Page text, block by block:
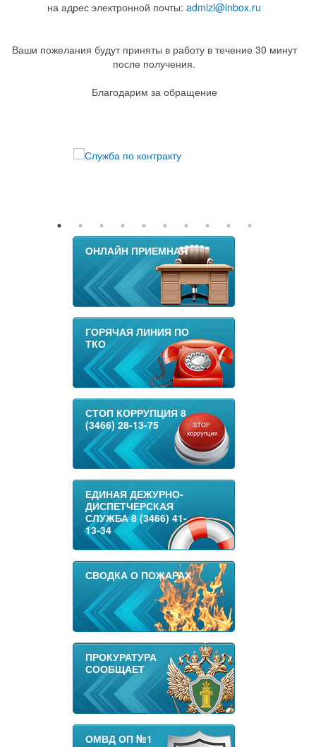
на адрес электронной почты: admizl@inbox.ru
Ваши пожелания будут приняты в работу в течение 30 минут
после получения.
Благодарим за обращение
ОНЛАЙН ПРИЕМНАЯ
ГОРЯЧАЯ ЛИНИЯ ПО
ТКО
СТОП КОРРУПЦИЯ 8
(3466) 28-13-75
ЕДИНАЯ ДЕЖУРНО-
ДИСПЕТЧЕРСКАЯ
СЛУЖБА 8 (3466) 41-
13-34
СВОДКА О ПОЖАРАХ
ПРОКУРАТУРА
СООБЩАЕТ
ОМВД ОП №1